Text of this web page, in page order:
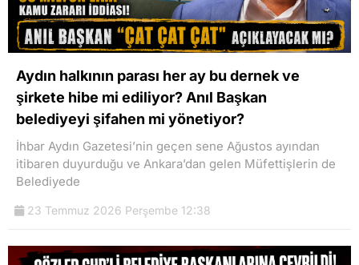
Aydın halkının parası her ay bu dernek ve
şirkete hibe mi ediliyor? Anıl Başkan
belediyeyi şifahen mi yönetiyor?
İhbar Aydın Gazetesi’nin geçen sene Ağustos ayından
itibaren duyurduğu ve Ankara’dan gelen Müfettişlerin de
Belediyede
23 Temmuz 2026 Perşembe 12:38